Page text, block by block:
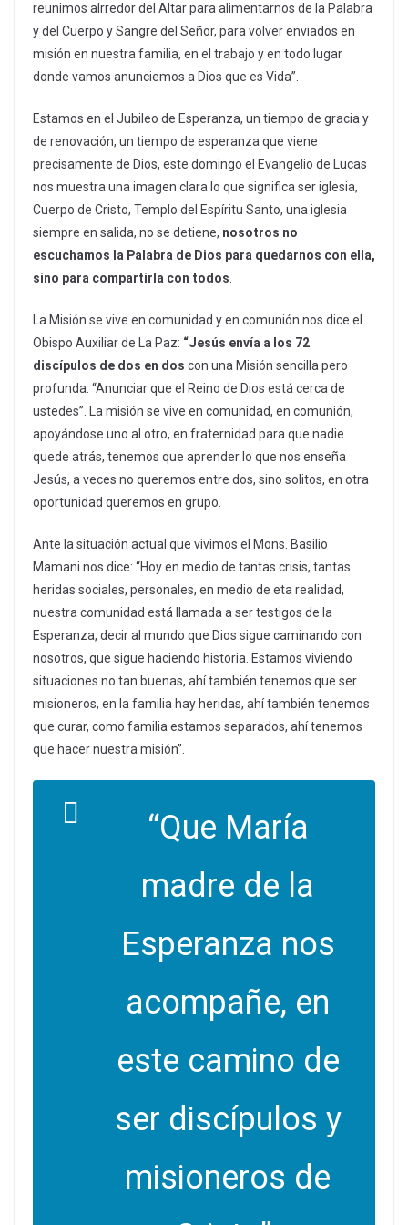
reunimos alrredor del Altar para alimentarnos de la Palabra
y del Cuerpo y Sangre del Señor, para volver enviados en
misión en nuestra familia, en el trabajo y en todo lugar
donde vamos anunciemos a Dios que es Vida”.
Estamos en el Jubileo de Esperanza, un tiempo de gracia y
de renovación, un tiempo de esperanza que viene
precisamente de Dios, este domingo el Evangelio de Lucas
nos muestra una imagen clara lo que significa ser iglesia,
Cuerpo de Cristo, Templo del Espíritu Santo, una iglesia
siempre en salida, no se detiene, nosotros no
escuchamos la Palabra de Dios para quedarnos con ella,
sino para compartirla con todos
La Misión se vive en comunidad y en comunión nos dice el
Obispo Auxiliar de La Paz: “Jesús envía a los 72
discípulos de dos en dos con una Misión sencilla pero
profunda: “Anunciar que el Reino de Dios está cerca de
ustedes”. La misión se vive en comunidad, en comunión,
apoyándose uno al otro, en fraternidad para que nadie
quede atrás, tenemos que aprender lo que nos enseña
Jesús, a veces no queremos entre dos, sino solitos, en otra
oportunidad queremos en grupo.
Ante la situación actual que vivimos el Mons. Basilio
Mamani nos dice: “Hoy en medio de tantas crisis, tantas
heridas sociales, personales, en medio de eta realidad,
nuestra comunidad está llamada a ser testigos de la
Esperanza, decir al mundo que Dios sigue caminando con
nosotros, que sigue haciendo historia. Estamos viviendo
situaciones no tan buenas, ahí también tenemos que ser
misioneros, en la familia hay heridas, ahí también tenemos
que curar, como familia estamos separados, ahí tenemos
que hacer nuestra misión”.
“Que María
madre de la
Esperanza nos
acompañe, en
este camino de
ser discípulos y
misioneros de